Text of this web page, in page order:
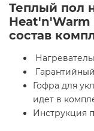
Теплый пол
Heat'n'Warm
состав
Гофра для
идет в
Инструкция